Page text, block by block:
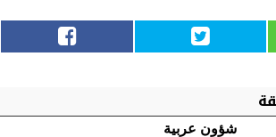
شؤون عربية